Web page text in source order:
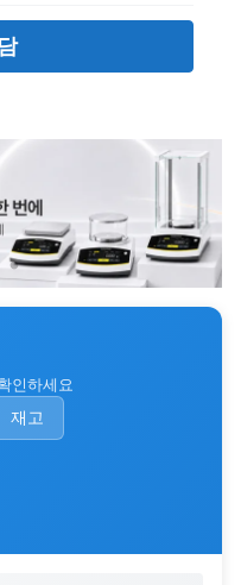
인하세요
재고